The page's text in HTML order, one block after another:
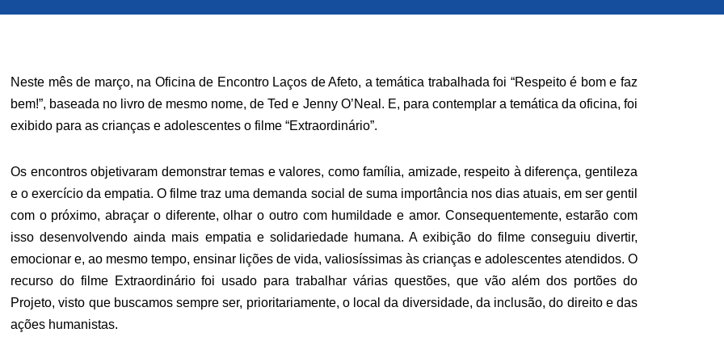
Neste mês de março, na Oficina de Encontro Laços de Afeto, a temática trabalhada foi “Respeito é bom e faz
bem!”, baseada no livro de mesmo nome, de Ted e Jenny O’Neal. E, para contemplar a temática da oficina, foi
exibido para as crianças e adolescentes o filme “Extraordinário”.
Os encontros objetivaram demonstrar temas e valores, como família, amizade, respeito à diferença, gentileza
e o exercício da empatia. O filme traz uma demanda social de suma importância nos dias atuais, em ser gentil
com o próximo, abraçar o diferente, olhar o outro com humildade e amor. Consequentemente, estarão com
isso desenvolvendo ainda mais empatia e solidariedade humana. A exibição do filme conseguiu divertir,
emocionar e, ao mesmo tempo, ensinar lições de vida, valiosíssimas às crianças e adolescentes atendidos. O
recurso do filme Extraordinário foi usado para trabalhar várias questões, que vão além dos portões do
Projeto, visto que buscamos sempre ser, prioritariamente, o local da diversidade, da inclusão, do direito e das
ações humanistas.